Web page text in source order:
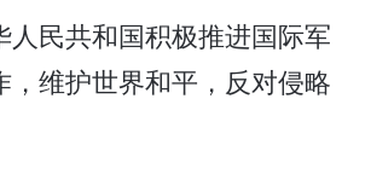
民共和国积极推进国际军
，维护世界和平，反对侵略